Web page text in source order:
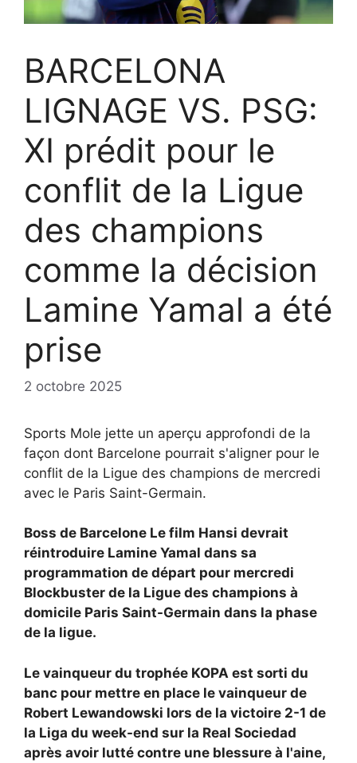
BARCELONA
LIGNAGE VS. PSG:
XI prédit pour le
conflit de la Ligue
des champions
comme la décision
Lamine Yamal a été
prise
2 octobre 2025
Sports Mole jette un aperçu approfondi de la
façon dont Barcelone pourrait s'aligner pour le
conflit de la Ligue des champions de mercredi
avec le Paris Saint-Germain.
Boss de Barcelone Le film Hansi devrait
réintroduire Lamine Yamal dans sa
programmation de départ pour mercredi
Blockbuster de la Ligue des champions à
domicile Paris Saint-Germain dans la phase
de la ligue.
Le vainqueur du trophée KOPA est sorti du
banc pour mettre en place le vainqueur de
Robert Lewandowski lors de la victoire 2-1 de
la Liga du week-end sur la Real Sociedad
après avoir lutté contre une blessure à l'aine,